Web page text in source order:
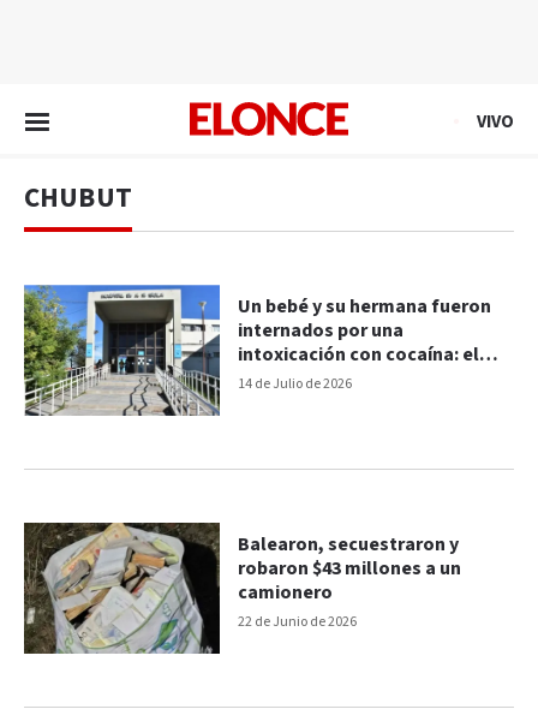
VIVO
CHUBUT
14 de Julio de 2026
Un bebé y su hermana fueron
internados por una
intoxicación con cocaína: el
padre acusó a la madre
22 de Junio de 2026
Balearon, secuestraron y
robaron $43 millones a un
camionero